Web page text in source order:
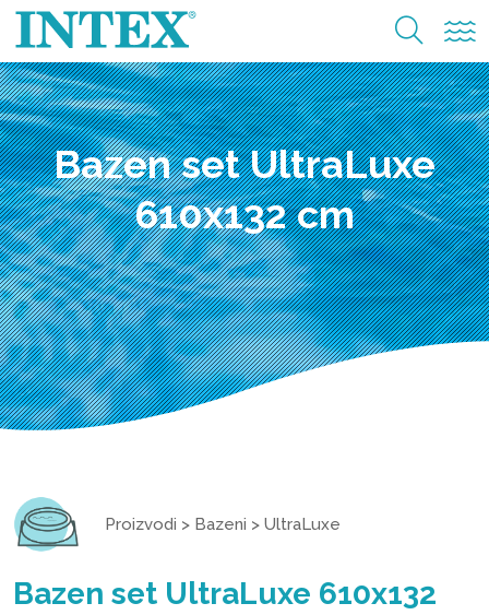
Bazen set UltraLuxe
610x132 cm
Proizvodi > Bazeni > UltraLuxe
Bazen set UltraLuxe 610x132